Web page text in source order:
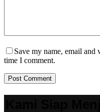
Save my name, email
time I comment.
Post Comment